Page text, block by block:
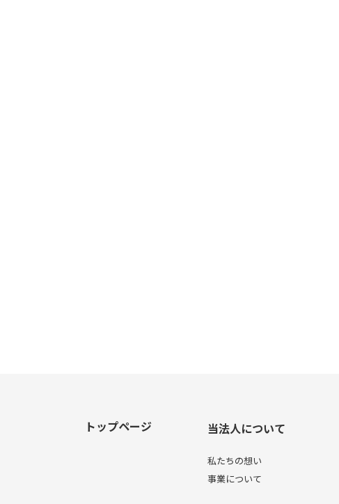
トップページ 当法人について
私たちの想い
事業について